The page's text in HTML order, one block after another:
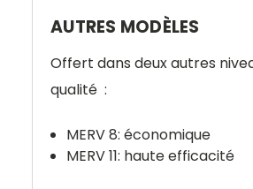
AUTRES MODÈLES
Offert dans deux autres
qualité :
MERV 8: économique
MERV 11: haute efficacité